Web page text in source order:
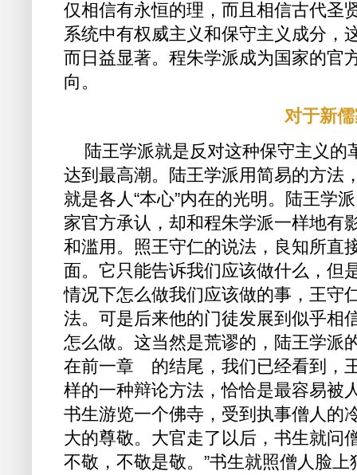
仅相信有永恒的理，而且相信古代圣
系统中有权威主义和保守主义成分，
而日益显著。程朱学派成为国家的官
向。
对于新
陆王学派就是反对这种保守主义
达到最高潮。陆王学派用简易的方法
就是各人“本心”内在的光明。陆王学
家官方承认，却和程朱学派一样地有
和滥用。照王守仁的说法，良知所直
面。它只能告诉我们应该做什么，但
情况下怎么做我们应该做的事，王守
法。可是后来他的门徒发展到似乎相
怎么做。这当然是荒谬的，陆王学派
在前一章 的结尾，我们已经看到，
样的一种辩论方法，恰恰是最容易被
书生游览一个佛寺，受到执事僧人的
大的尊敬。大官走了以后，书生就问
不敬，不敬是敬。”书生就照僧人脸